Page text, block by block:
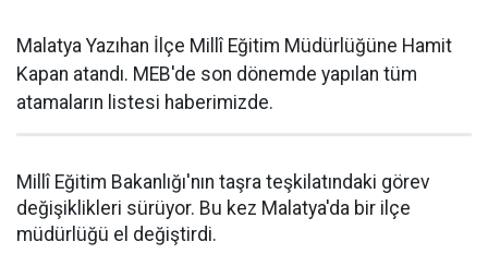
Malatya Yazıhan İlçe Millî Eğitim Müdürlüğüne Hamit
Kapan atandı. MEB'de son dönemde yapılan tüm
atamaların listesi haberimizde.
Millî Eğitim Bakanlığı'nın taşra teşkilatındaki görev
değişiklikleri sürüyor. Bu kez Malatya'da bir ilçe
müdürlüğü el değiştirdi.